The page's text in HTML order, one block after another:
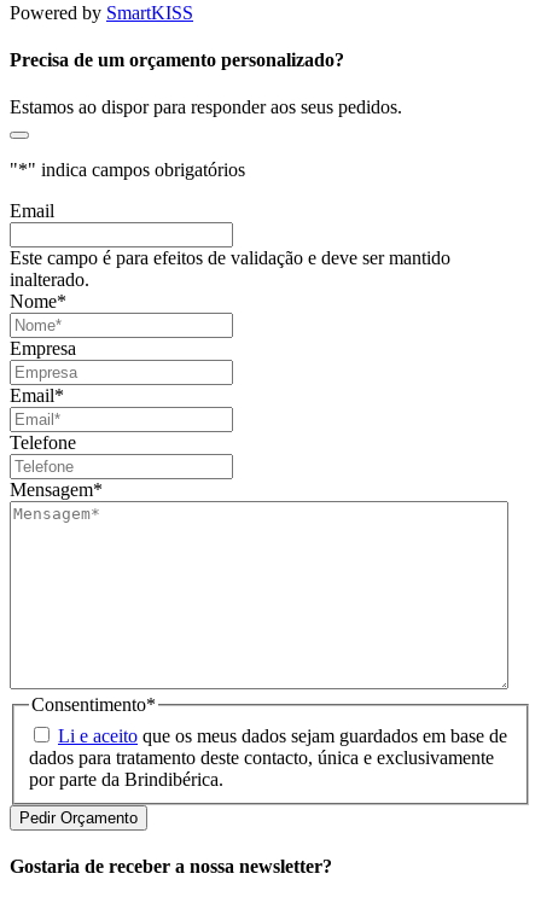
Powered by SmartKISS
Precisa de um orçamento personalizado?
Estamos ao dispor para responder aos seus pedidos.
"*" indica campos obrigatórios
Email
Este campo é para efeitos de validação e deve ser mantido
inalterado.
Nome*
Empresa
Email*
Telefone
Mensagem*
Consentimento*
Li e aceito que os meus dados sejam guardados em base de
dados para tratamento deste contacto, única e exclusivamente
por parte da Brindibérica.
Gostaria de receber a nossa newsletter?